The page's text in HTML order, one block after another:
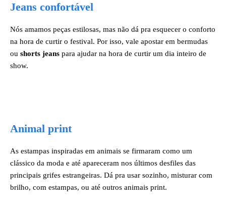
Jeans confortável
Nós amamos peças estilosas, mas não dá pra esquecer o conforto
na hora de curtir o festival. Por isso, vale apostar em bermudas
ou shorts jeans para ajudar na hora de curtir um dia inteiro de
show.
Animal print
As estampas inspiradas em animais se firmaram como um
clássico da moda e até apareceram nos últimos desfiles das
principais grifes estrangeiras. Dá pra usar sozinho, misturar com
brilho, com estampas, ou até outros animais print.